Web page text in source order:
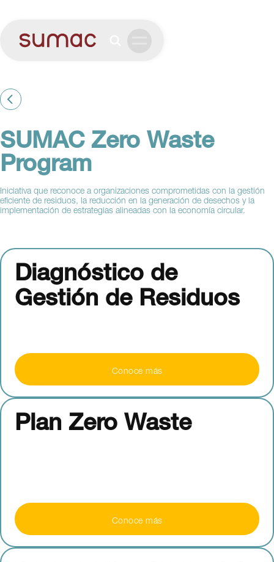
SUMAC Zero Waste
Program
Iniciativa que reconoce a organizaciones comprometidas con la gestión
eficiente de residuos, la reducción en la generación de desechos y la
implementación de estrategias alineadas con la economía circular.
Diagnóstico de
Gestión de Residuos
Conoce más
Plan Zero Waste
Conoce más